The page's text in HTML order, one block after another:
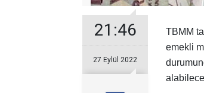
21:46
27 Eylül 2022
TBMM
emekli